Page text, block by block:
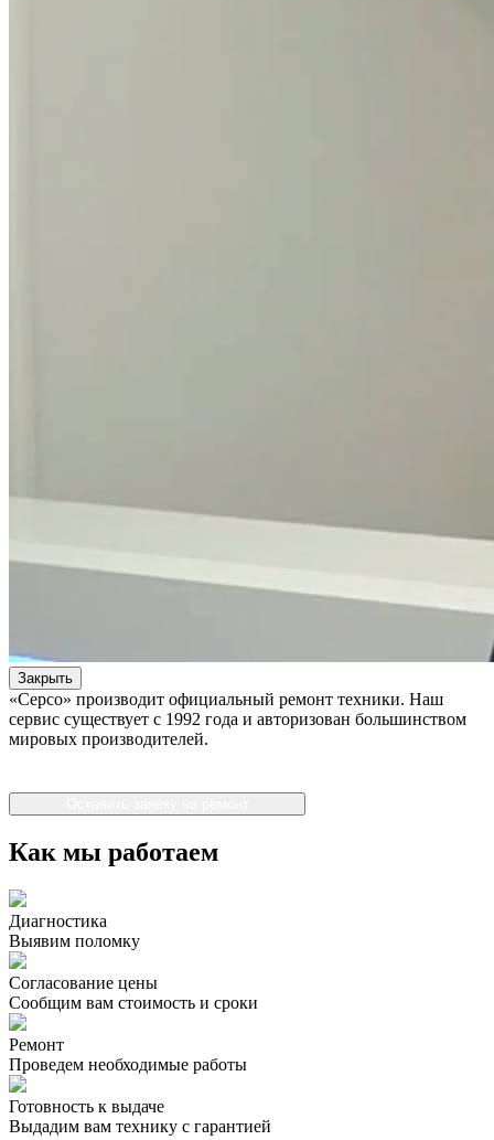
Закрыть
«Серсо» производит официальный ремонт техники. Наш
сервис существует с 1992 года и авторизован большинством
мировых производителей.
Как мы работаем
Диагностика
Выявим поломку
Согласование цены
Сообщим вам стоимость и сроки
Ремонт
Проведем необходимые работы
Готовность к выдаче
Выдадим вам технику с гарантией